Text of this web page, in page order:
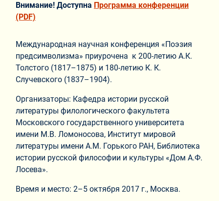
Внимание! Доступна Программа конференции
(PDF)
Международная научная конференция «Поэзия
предсимволизма» приурочена к 200-летию А.К.
Толстого (1817–1875) и 180-летию К. К.
Случевского (1837–1904).
Организаторы: Кафедра истории русской
литературы филологического факультета
Московского государственного университета
имени М.В. Ломоносова, Институт мировой
литературы имени А.М. Горького РАН, Библиотека
истории русской философии и культуры «Дом А.Ф.
Лосева».
Время и место: 2–5 октября 2017 г., Москва.